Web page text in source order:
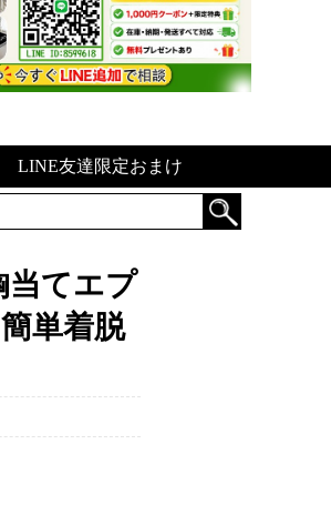
LINE友達限定おまけ
当てエプ
単着脱